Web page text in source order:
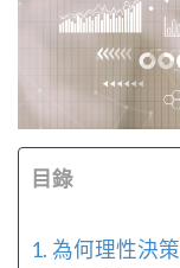
目錄
為何理性決